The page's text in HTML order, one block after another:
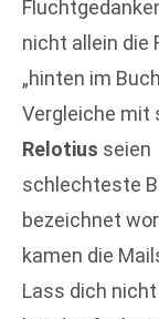
nicht allein die
„hinten im
Vergleiche mit
Relotius seien
schlechteste
bezeichnet
kamen die
Lass dich